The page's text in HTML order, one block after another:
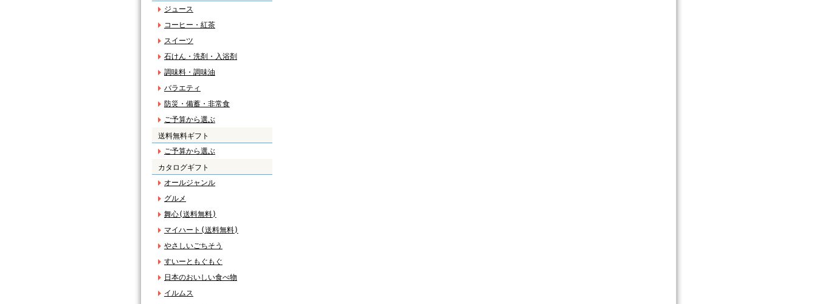
ジュース
コーヒー・紅茶
スイーツ
石けん・洗剤・入浴剤
調味料・調味油
バラエティ
防災・備蓄・非常食
ご予算から選ぶ
送料無料ギフト
ご予算から選ぶ
カタログギフト
オールジャンル
グルメ
舞心(送料無料)
マイハート(送料無料)
やさしいごちそう
すいーともぐもぐ
日本のおいしい食べ物
イルムス